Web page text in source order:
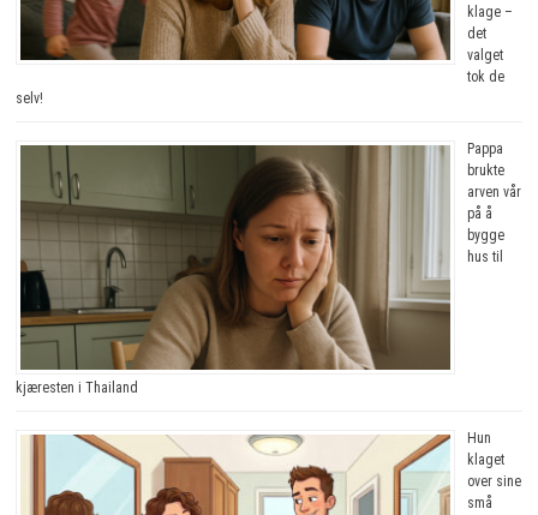
klage –
det
valget
tok de
selv!
Pappa
brukte
arven vår
på å
bygge
hus til
kjæresten i Thailand
Hun
klaget
over sine
små